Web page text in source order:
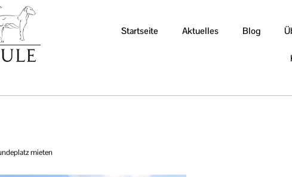
Startseite Aktuelles Blog
mieten